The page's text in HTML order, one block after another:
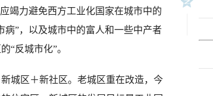
竭力避免西方工业化国家在城市中的
”，以及城市中的富人和一些中产者
“反城市化”。
区＋新社区。老城区重在改造，今